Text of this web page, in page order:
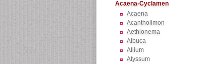
Acaena-Cyclamen
Acaena
Acantholimon
Aethionema
Albuca
Allium
Alyssum